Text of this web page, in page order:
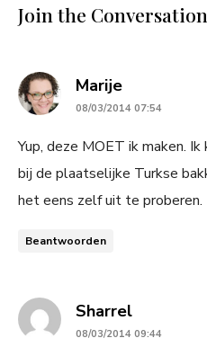
Join the Conversation
Marijesays:
08/03/2014 07:54
Yup, deze MOET ik maken.
bij de plaatselijke Turkse
het eens zelf uit te proberen.
Beantwoorden
Sharrelsays:
08/03/2014 09:44